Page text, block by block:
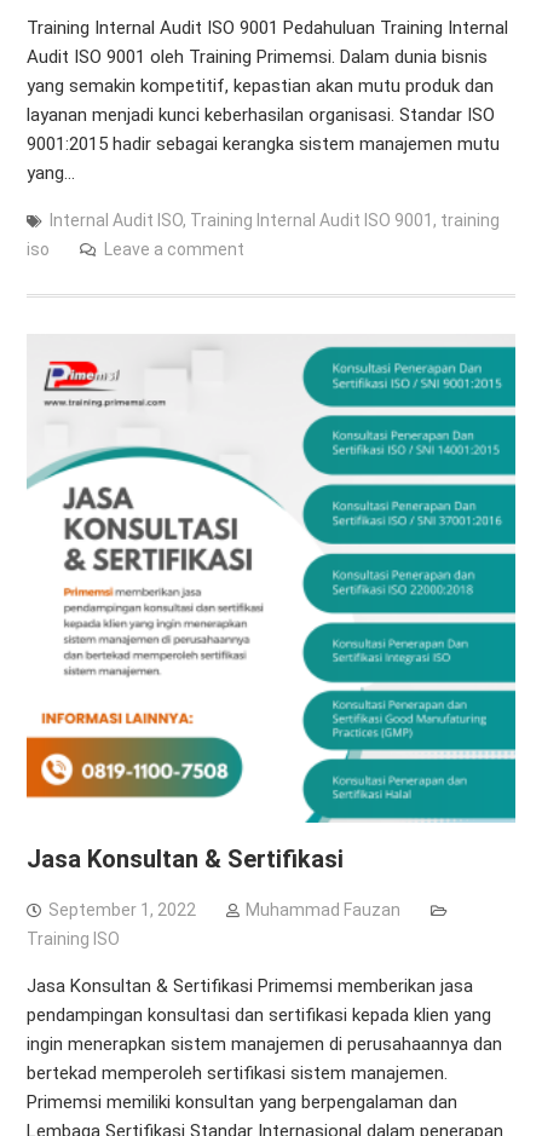
Training Internal Audit ISO 9001 Pedahuluan Training Internal
Audit ISO 9001 oleh Training Primemsi. Dalam dunia bisnis
yang semakin kompetitif, kepastian akan mutu produk dan
layanan menjadi kunci keberhasilan organisasi. Standar ISO
9001:2015 hadir sebagai kerangka sistem manajemen mutu
yang…
Internal Audit ISO, Training Internal Audit ISO 9001 , training
iso
Leave a comment
Jasa Konsultan & Sertifikasi
September 1, 2022
Muhammad Fauzan
Training ISO
Jasa Konsultan & Sertifikasi Primemsi memberikan jasa
pendampingan konsultasi dan sertifikasi kepada klien yang
ingin menerapkan sistem manajemen di perusahaannya dan
bertekad memperoleh sertifikasi sistem manajemen.
Primemsi memiliki konsultan yang berpengalaman dan
Lembaga Sertifikasi Standar Internasional dalam penerapan